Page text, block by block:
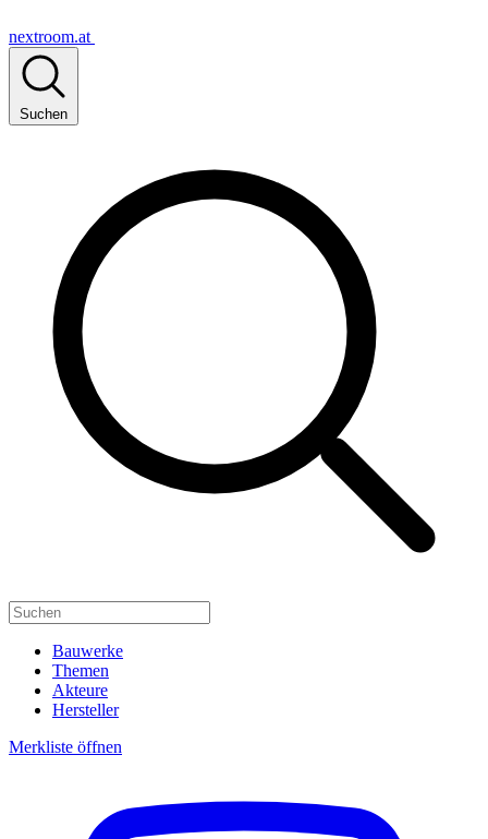
nextroom.at
Suchen
Bauwerke
Themen
Akteure
Hersteller
Merkliste öffnen